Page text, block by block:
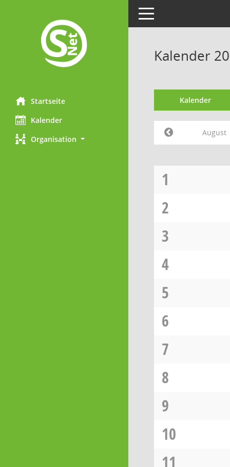
Startseite
Kalender
Organisation
Toggle navigation
Kalender
Kalender
August
1
2
3
4
5
6
7
8
9
10
11